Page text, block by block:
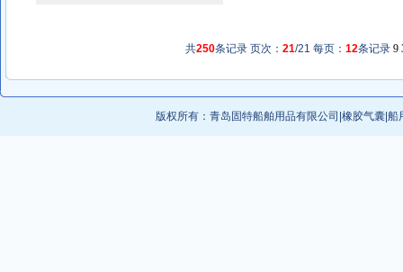
共250条记录 页次： 21/21 每页： 12条记录 9
版权所有： 青岛固特船舶用品有限公司 橡胶气囊 船